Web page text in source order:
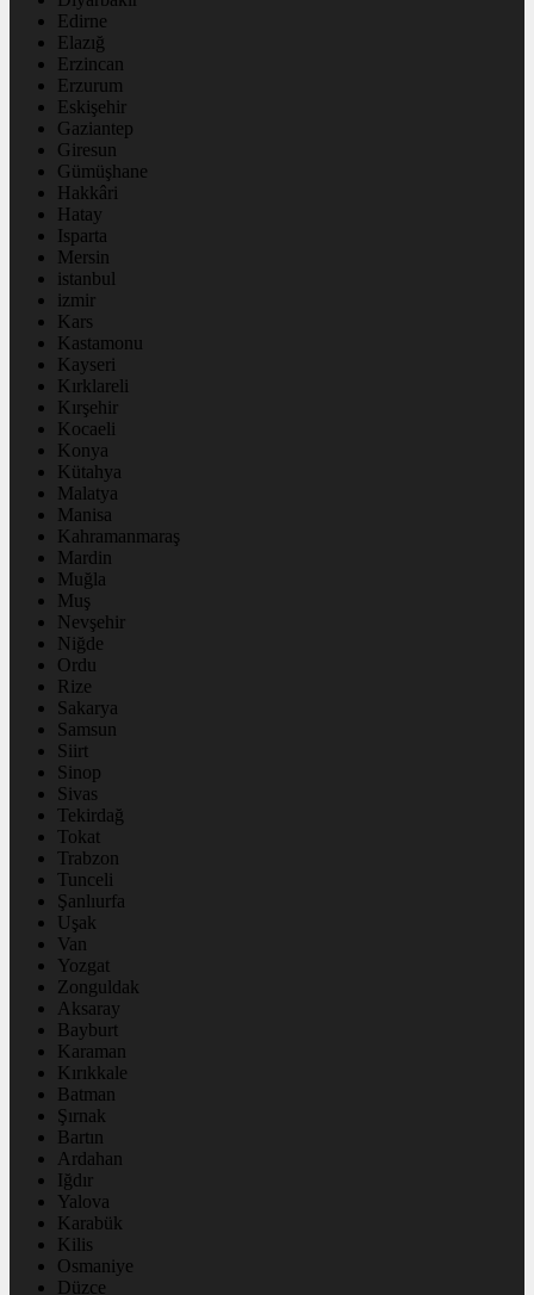
Edirne
Elazığ
Erzincan
Erzurum
Eskişehir
Gaziantep
Giresun
Gümüşhane
Hakkâri
Hatay
Isparta
Mersin
istanbul
izmir
Kars
Kastamonu
Kayseri
Kırklareli
Kırşehir
Kocaeli
Konya
Kütahya
Malatya
Manisa
Kahramanmaraş
Mardin
Muğla
Muş
Nevşehir
Niğde
Ordu
Rize
Sakarya
Samsun
Siirt
Sinop
Sivas
Tekirdağ
Tokat
Trabzon
Tunceli
Şanlıurfa
Uşak
Van
Yozgat
Zonguldak
Aksaray
Bayburt
Karaman
Kırıkkale
Batman
Şırnak
Bartın
Ardahan
Iğdır
Yalova
Karabük
Kilis
Osmaniye
Düzce